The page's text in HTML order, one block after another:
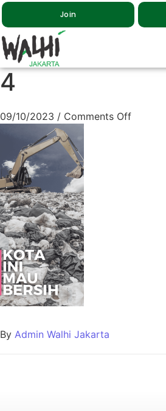
Join
4
09/10/2023 / Comments Off
By Admin Walhi Jakarta